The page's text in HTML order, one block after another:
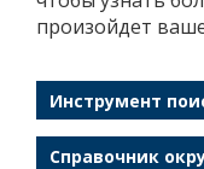
произойдет
Инструмент
Справочник